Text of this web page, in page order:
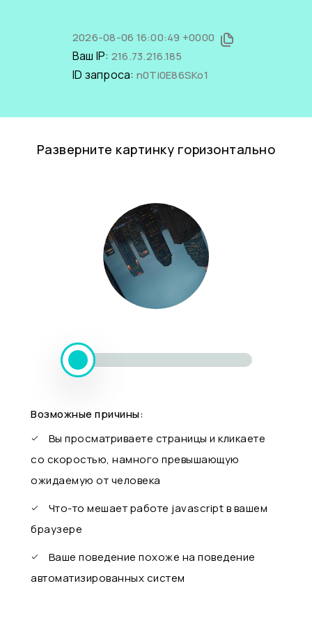
2026-08-06 16:00:49 +0000
Ваш IP: 216.73.216.185
ID запроса: n0Ti0E86SKo1
Разверните картинку горизонтально
Возможные причины:
Вы просматриваете страницы и кликаете
со скоростью, намного превышающую
ожидаемую от человека
Что-то мешает работе javascript в вашем
браузере
Ваше поведение похоже на поведение
автоматизированных систем